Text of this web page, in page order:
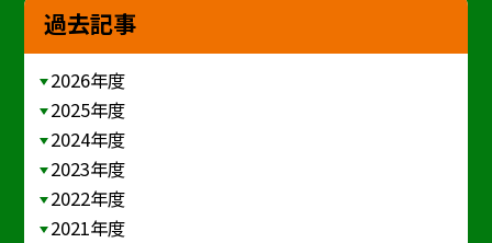
過去記事
2026年度
2025年度
2024年度
2023年度
2022年度
2021年度